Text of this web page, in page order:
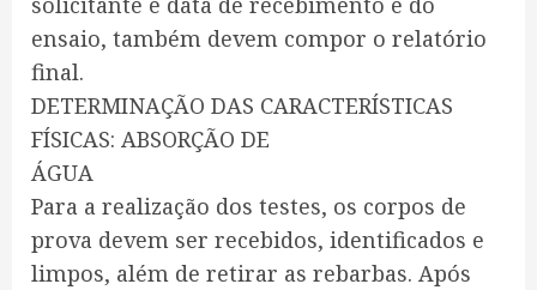
ensaio, também devem compor o relatório
final.
DETERMINAÇÃO DAS CARACTERÍSTICAS
FÍSICAS: ABSORÇÃO DE
ÁGUA
Para a realização dos testes, os corpos de
prova devem ser recebidos, identificados e
limpos, além de retirar as rebarbas. Após